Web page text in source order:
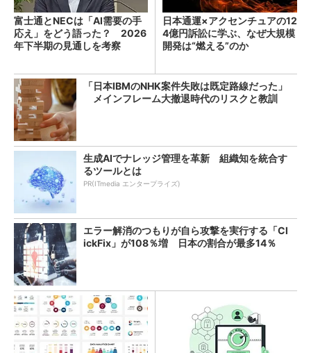
富士通とNECは「AI需要の手
応え」をどう語った？ 2026
年下半期の見通しを考察
日本通運×アクセンチュアの12
4億円訴訟に学ぶ、なぜ大規模
開発は“燃える”のか
「日本IBMのNHK案件失敗は既定路線だった」
メインフレーム大撤退時代のリスクと教訓
生成AIでナレッジ管理を革新 組織知を統合す
るツールとは
PR(ITmedia エンタープライズ)
エラー解消のつもりが自ら攻撃を実行する「Cl
ickFix」が108％増 日本の割合が最多14％